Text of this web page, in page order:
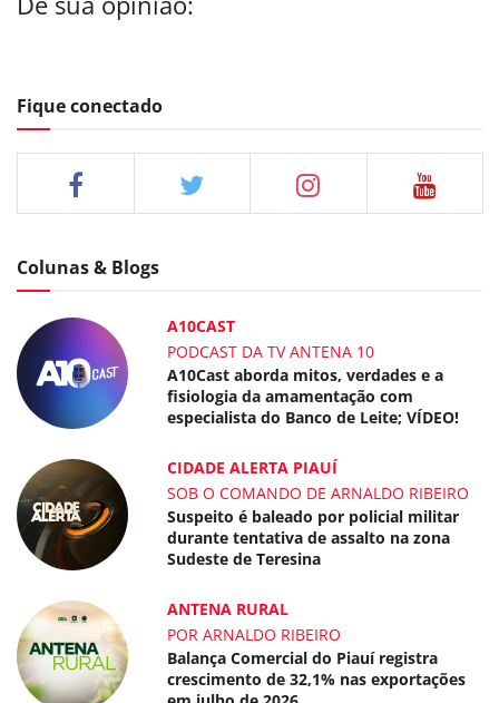
Fique conectado
Colunas & Blogs
A10CAST
PODCAST DA TV ANTENA 10
A10Cast aborda mitos, verdades e a
fisiologia da amamentação com
especialista do Banco de Leite; VÍDEO!
CIDADE ALERTA PIAUÍ
SOB O COMANDO DE ARNALDO RIBEIRO
Suspeito é baleado por policial militar
durante tentativa de assalto na zona
Sudeste de Teresina
ANTENA RURAL
POR ARNALDO RIBEIRO
Balança Comercial do Piauí registra
crescimento de 32,1% nas exportações